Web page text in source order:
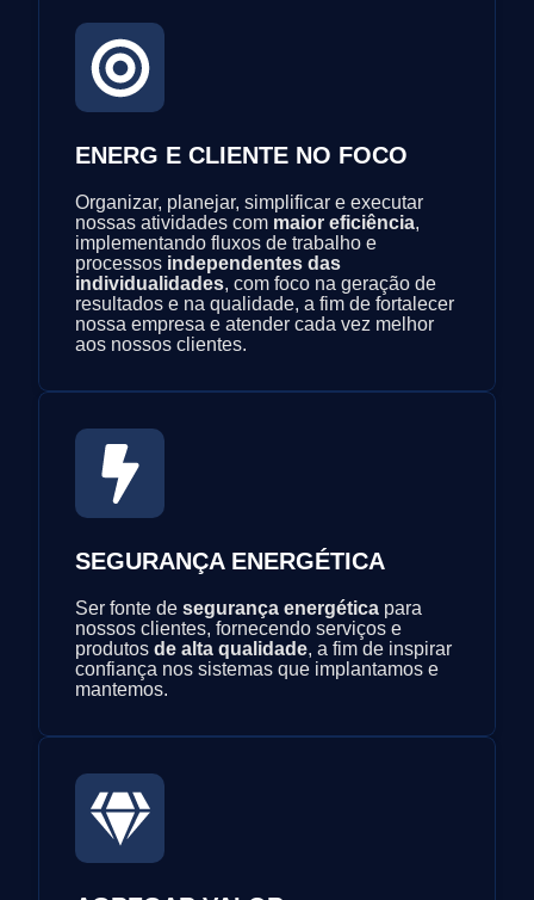
ENERG E CLIENTE NO FOCO
Organizar, planejar, simplificar e executar
nossas atividades com maior eficiência,
implementando fluxos de trabalho e
processos independentes das
individualidades, com foco na geração de
resultados e na qualidade, a fim de fortalecer
nossa empresa e atender cada vez melhor
aos nossos clientes.
SEGURANÇA ENERGÉTICA
Ser fonte desegurança energética para
nossos clientes, fornecendo serviços e
produtosde alta qualidade, a fim de inspirar
confiança nos sistemas que implantamos e
mantemos.